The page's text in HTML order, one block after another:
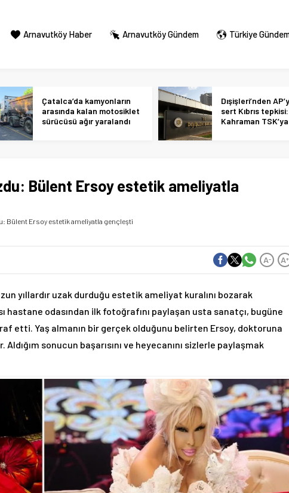
Arnavutköy Haber Arnavutköy Gündem Türkiye
Çatalca’da kamyonların
arasında kalan motosiklet
sürücüsü ağır yaralandı
Dışişleri’nden
sert Kıbrıs tepkisi:
Kahraman
Bülent Ersoy estetik ameliyatla
Bülent Ersoy estetik ameliyatla gençleşti
A+
A-
yıllardır uzak durduğu estetik ameliyat kuralını bozarak
hastane odasından ilk fotoğrafını paylaşan usta sanatçı, bugüne
etti. Yaş almanın bir gerçek olduğunu belirten Ersoy, doktoruna
sonucun başarısını ve heyecanını sizlerle paylaşmak